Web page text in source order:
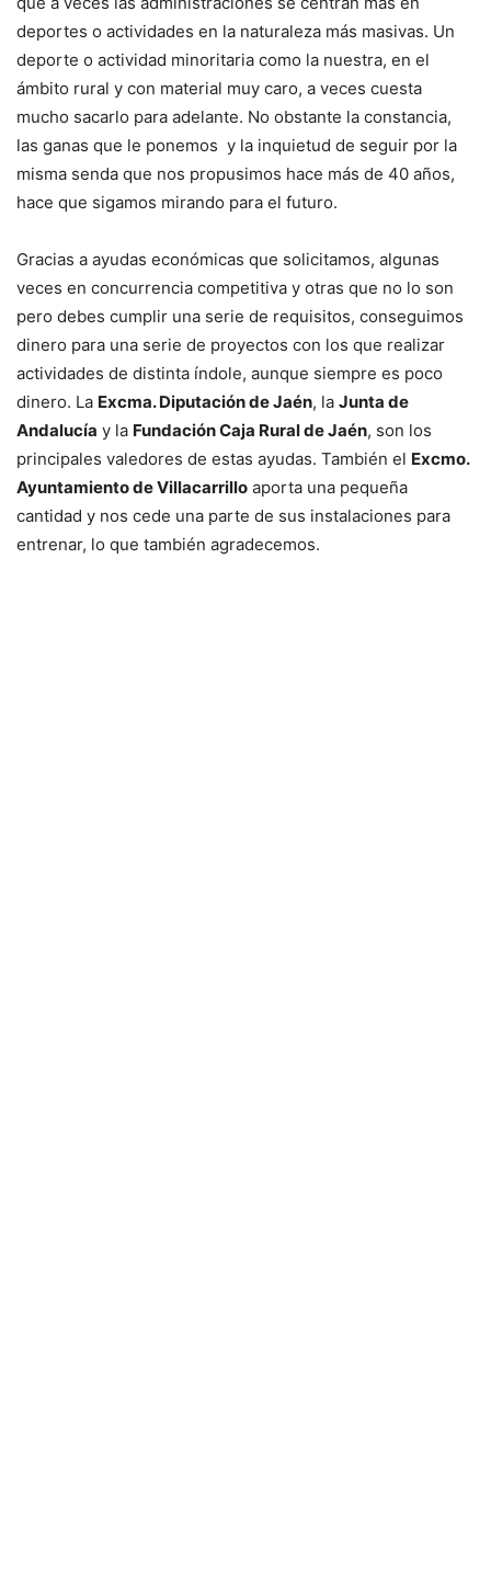
deportes o actividades en la naturaleza más masivas. Un
deporte o actividad minoritaria como la nuestra, en el
ámbito rural y con material muy caro, a veces cuesta
mucho sacarlo para adelante. No obstante la constancia,
las ganas que le ponemos y la inquietud de seguir por la
misma senda que nos propusimos hace más de 40 años,
hace que sigamos mirando para el futuro.
Gracias a ayudas económicas que solicitamos, algunas
veces en concurrencia competitiva y otras que no lo son
pero debes cumplir una serie de requisitos, conseguimos
dinero para una serie de proyectos con los que realizar
actividades de distinta índole, aunque siempre es poco
dinero. La Excma. Diputación de Jaén, la Junta de
Andalucía y la Fundación Caja Rural de Jaén, son los
principales valedores de estas ayudas. También el Excmo.
Ayuntamiento de Villacarrillo aporta una pequeña
cantidad y nos cede una parte de sus instalaciones para
entrenar, lo que también agradecemos.